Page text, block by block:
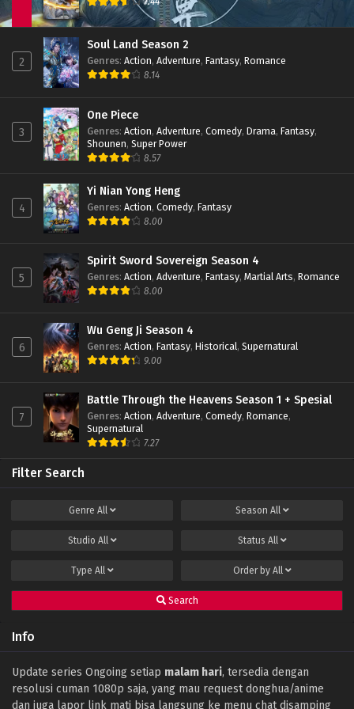
Eps 243 - January 21, 2023
Soul Land Season 2 Episode 242 Subtitle
Indonesia
Eps 242 - January 14, 2023
Indonesia
Eps 241 - January 7, 2023
Soul Land Season 2 Episode 240 Part 2
Eps 240 - January 2, 2023
Soul Land Season 2 Episode 240 Part 2
Eps 240 - December 24, 2022
Soul Land Season 2 Episode 239 Subtitle
Soul Land Season 2 Episode 238 Subtitle
Indonesia
Soul Land Season 2 Episode 237 Subtitle
Indonesia
Eps 237 - December 3, 2022
Eps 236 - November 26, 2022
Soul Land Season 2 Episode 235 Subtitle
Eps 235 - November 22, 2022
Soul Land Season 2 Episode 234 Subtitle
Soul Land Season 2 Episode 233 Subtitle
Indonesia
Eps 233 - November 6, 2022
2
Soul Land Season 2
Genres: Action, Adventure, Fantasy, Romance
8.14
3
One Piece
Genres: Action, Adventure, Comedy, Drama, Fantasy,
Shounen, Super Power
8.57
4
Yi Nian Yong Heng
Genres: Action, Comedy, Fantasy
8.00
5
Spirit Sword Sovereign Season 4
Genres: Action, Adventure, Fantasy, Martial Arts, Romance
8.00
6
Wu Geng Ji Season 4
Genres: Action, Fantasy, Historical, Supernatural
9.00
7
Battle Through the Heavens Season 1 + Spesial
Genres: Action, Adventure, Comedy, Romance,
Supernatural
7.27
Filter Search
Genre All Season All
Studio All Status All
Type All Order by All
Search
Info
Update series Ongoing setiap malam hari, tersedia dengan
resolusi cuman 1080p saja, yang mau request donghua/anime
dan juga lapor link mati bisa langsung ke menu chat disamping